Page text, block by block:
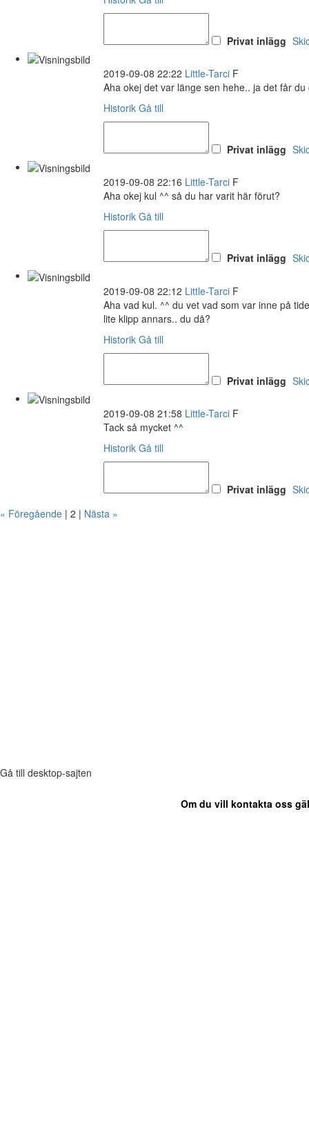
Privat inlägg
2019-09-08 22:22 Little-Tarci F
Aha okej det var länge sen hehe.. ja det får
Historik Gå till
Privat inlägg
2019-09-08 22:16 Little-Tarci F
Aha okej kul ^^ så du har varit här förut?
Historik Gå till
Privat inlägg
2019-09-08 22:12 Little-Tarci F
Aha vad kul. ^^ du vet vad som var inne på
lite klipp annars.. du då?
Historik Gå till
Privat inlägg
2019-09-08 21:58 Little-Tarci F
Tack så mycket ^^
Historik Gå till
Privat inlägg
« Föregående | 2 | Nästa »
Gå till desktop-sajten
Om du vill kontakta oss